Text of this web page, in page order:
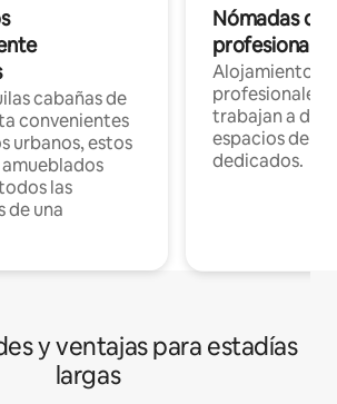
cabañas de
convenientes
urbanos, estos
las
de una
Nómadas
Alojamientos
profesionales
trabajan a
espacios de
dedicados.
y ventajas para estadías
largas